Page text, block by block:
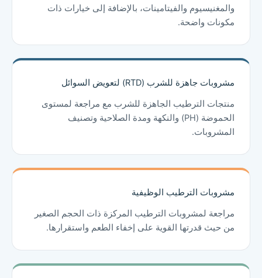
والمغنيسيوم والفيتامينات، بالإضافة إلى خيارات ذات
مكونات واضحة.
مشروبات جاهزة للشرب (RTD) لتعويض السوائل
منتجات الترطيب الجاهزة للشرب مع مراجعة لمستوى
الحموضة (pH) والنكهة ومدة الصلاحية وتصنيف
المشروبات.
مشروبات الترطيب الوظيفية
مراجعة لمشروبات الترطيب المركزة ذات الحجم الصغير
من حيث قدرتها القوية على إخفاء الطعم واستقرارها.